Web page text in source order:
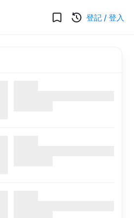
登記 / 登入